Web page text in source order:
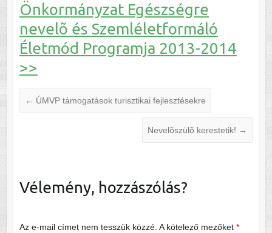
Önkormányzat Egészségre
nevelõ és Szemléletformáló
Életmód Programja 2013-2014
>>
← ÚMVP támogatások turisztikai fejlesztésekre
Nevelõszülõ kerestetik! →
Vélemény, hozzászólás?
Az e-mail címet nem tesszük közzé. A kötelező mezőket *